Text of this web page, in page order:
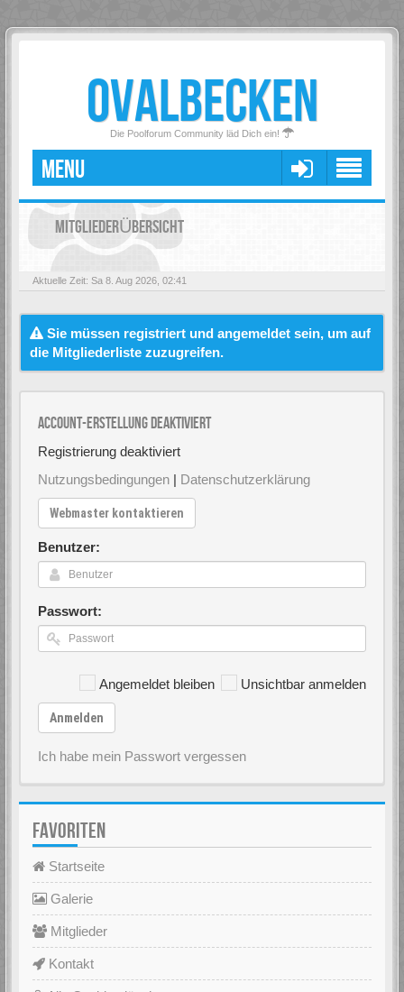
OVALBECKEN
Die Poolforum Community läd Dich ein!
MENU
MITGLIEDERÜBERSICHT
Aktuelle Zeit: Sa 8. Aug 2026, 02:41
Sie müssen registriert und angemeldet sein, um auf
die Mitgliederliste zuzugreifen.
Account-Erstellung deaktiviert
Registrierung deaktiviert
Nutzungsbedingungen | Datenschutzerklärung
Webmaster kontaktieren
Benutzer:
Passwort:
Angemeldet bleiben Unsichtbar anmelden
Anmelden
Ich habe mein Passwort vergessen
FAVORITEN
Startseite
Galerie
Mitglieder
Kontakt